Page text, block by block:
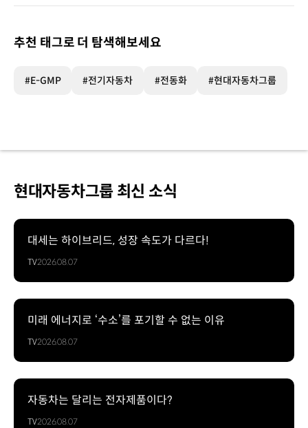
추천 태그로 더 탐색해보세요
#E-GMP #전기자동차 #전동화 #현대자동차그룹
현대자동차그룹 최신 소식
대세는 하이브리드, 성장 속도가 다르다!
TV2026.08.07
미래 에너지로 ‘수소’를 포기할 수 없는 이유
TV2026.08.07
자동차는 달리는 전자제품이다?
TV2026.08.07